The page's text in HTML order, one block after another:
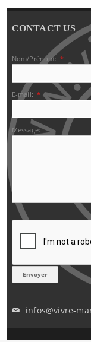
CONTACT US
Nom/Prénom: *
E-mail: *
Message:
✉ infos@vivre-